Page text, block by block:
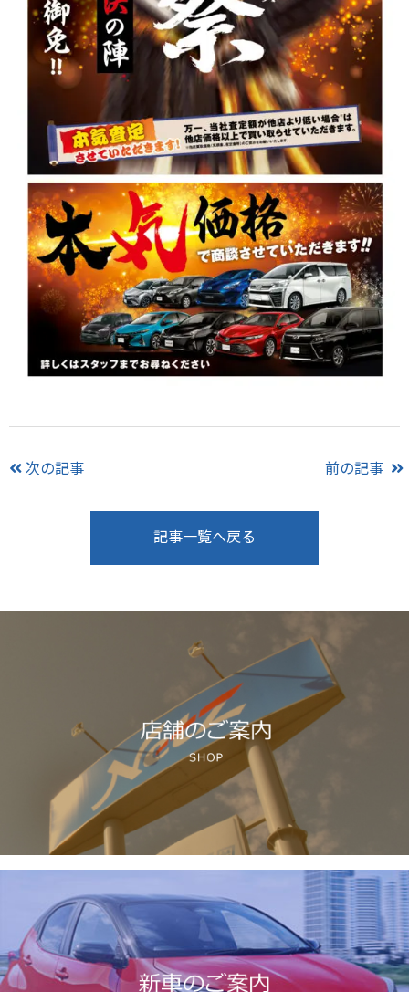
次の記事 前の記事
記事一覧へ戻る